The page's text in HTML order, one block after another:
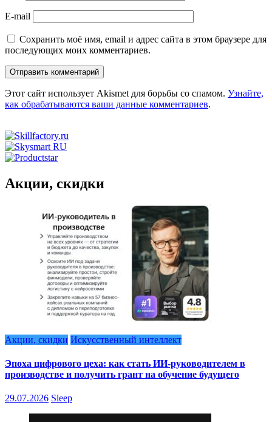
E-mail
Сохранить моё имя, email и адрес сайта в этом браузере для
последующих моих комментариев.
Этот сайт использует Akismet для борьбы со спамом. Узнайте,
как обрабатываются ваши данные комментариев.
Акции, скидки
Акции, скидки Искусственный интеллект
Эпоха цифрового цеха: как стать ИИ-руководителем в
производстве и получить грант на обучение будущего
29.07.2026 Sleep